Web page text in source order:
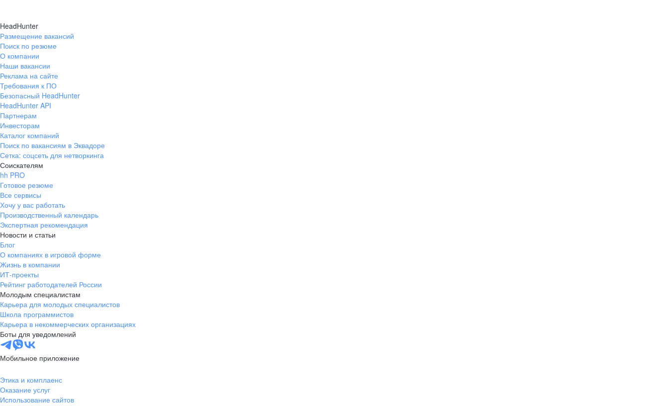
HeadHunter
Размещение вакансий
Поиск по резюме
О компании
Наши вакансии
Реклама на сайте
Требования к ПО
Безопасный HeadHunter
HeadHunter API
Партнерам
Инвесторам
Каталог компаний
Поиск по вакансиям в Эквадоре
Сетка: соцсеть для нетворкинга
Соискателям
hh PRO
Готовое резюме
Все сервисы
Хочу у вас работать
Производственный календарь
Экспертная рекомендация
Новости и статьи
Блог
О компаниях в игровой форме
Жизнь в компании
ИТ-проекты
Рейтинг работодателей России
Молодым специалистам
Карьера для молодых специалистов
Школа программистов
Карьера в некоммерческих организациях
Боты для уведомлений
Мобильное приложение
Этика и комплаенс
Оказание услуг
Использование сайтов